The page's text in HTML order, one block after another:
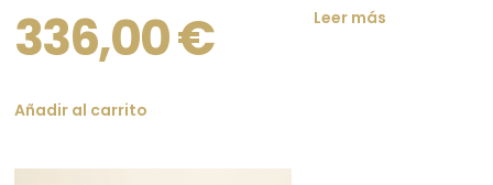
336,00€
Añadir al carrito
Leer más